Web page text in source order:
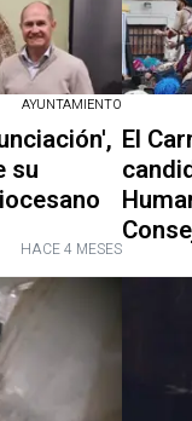
AYUNTAMIENTO
su
HACE 4 MESES
El